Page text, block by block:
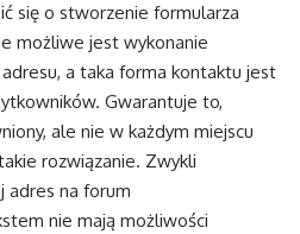
się o stworzenie formularza
możliwe jest wykonanie
a taka forma kontaktu jest
Gwarantuje to,
ale nie w każdym miejscu
rozwiązanie. Zwykli
adres na forum
nie mają możliwości